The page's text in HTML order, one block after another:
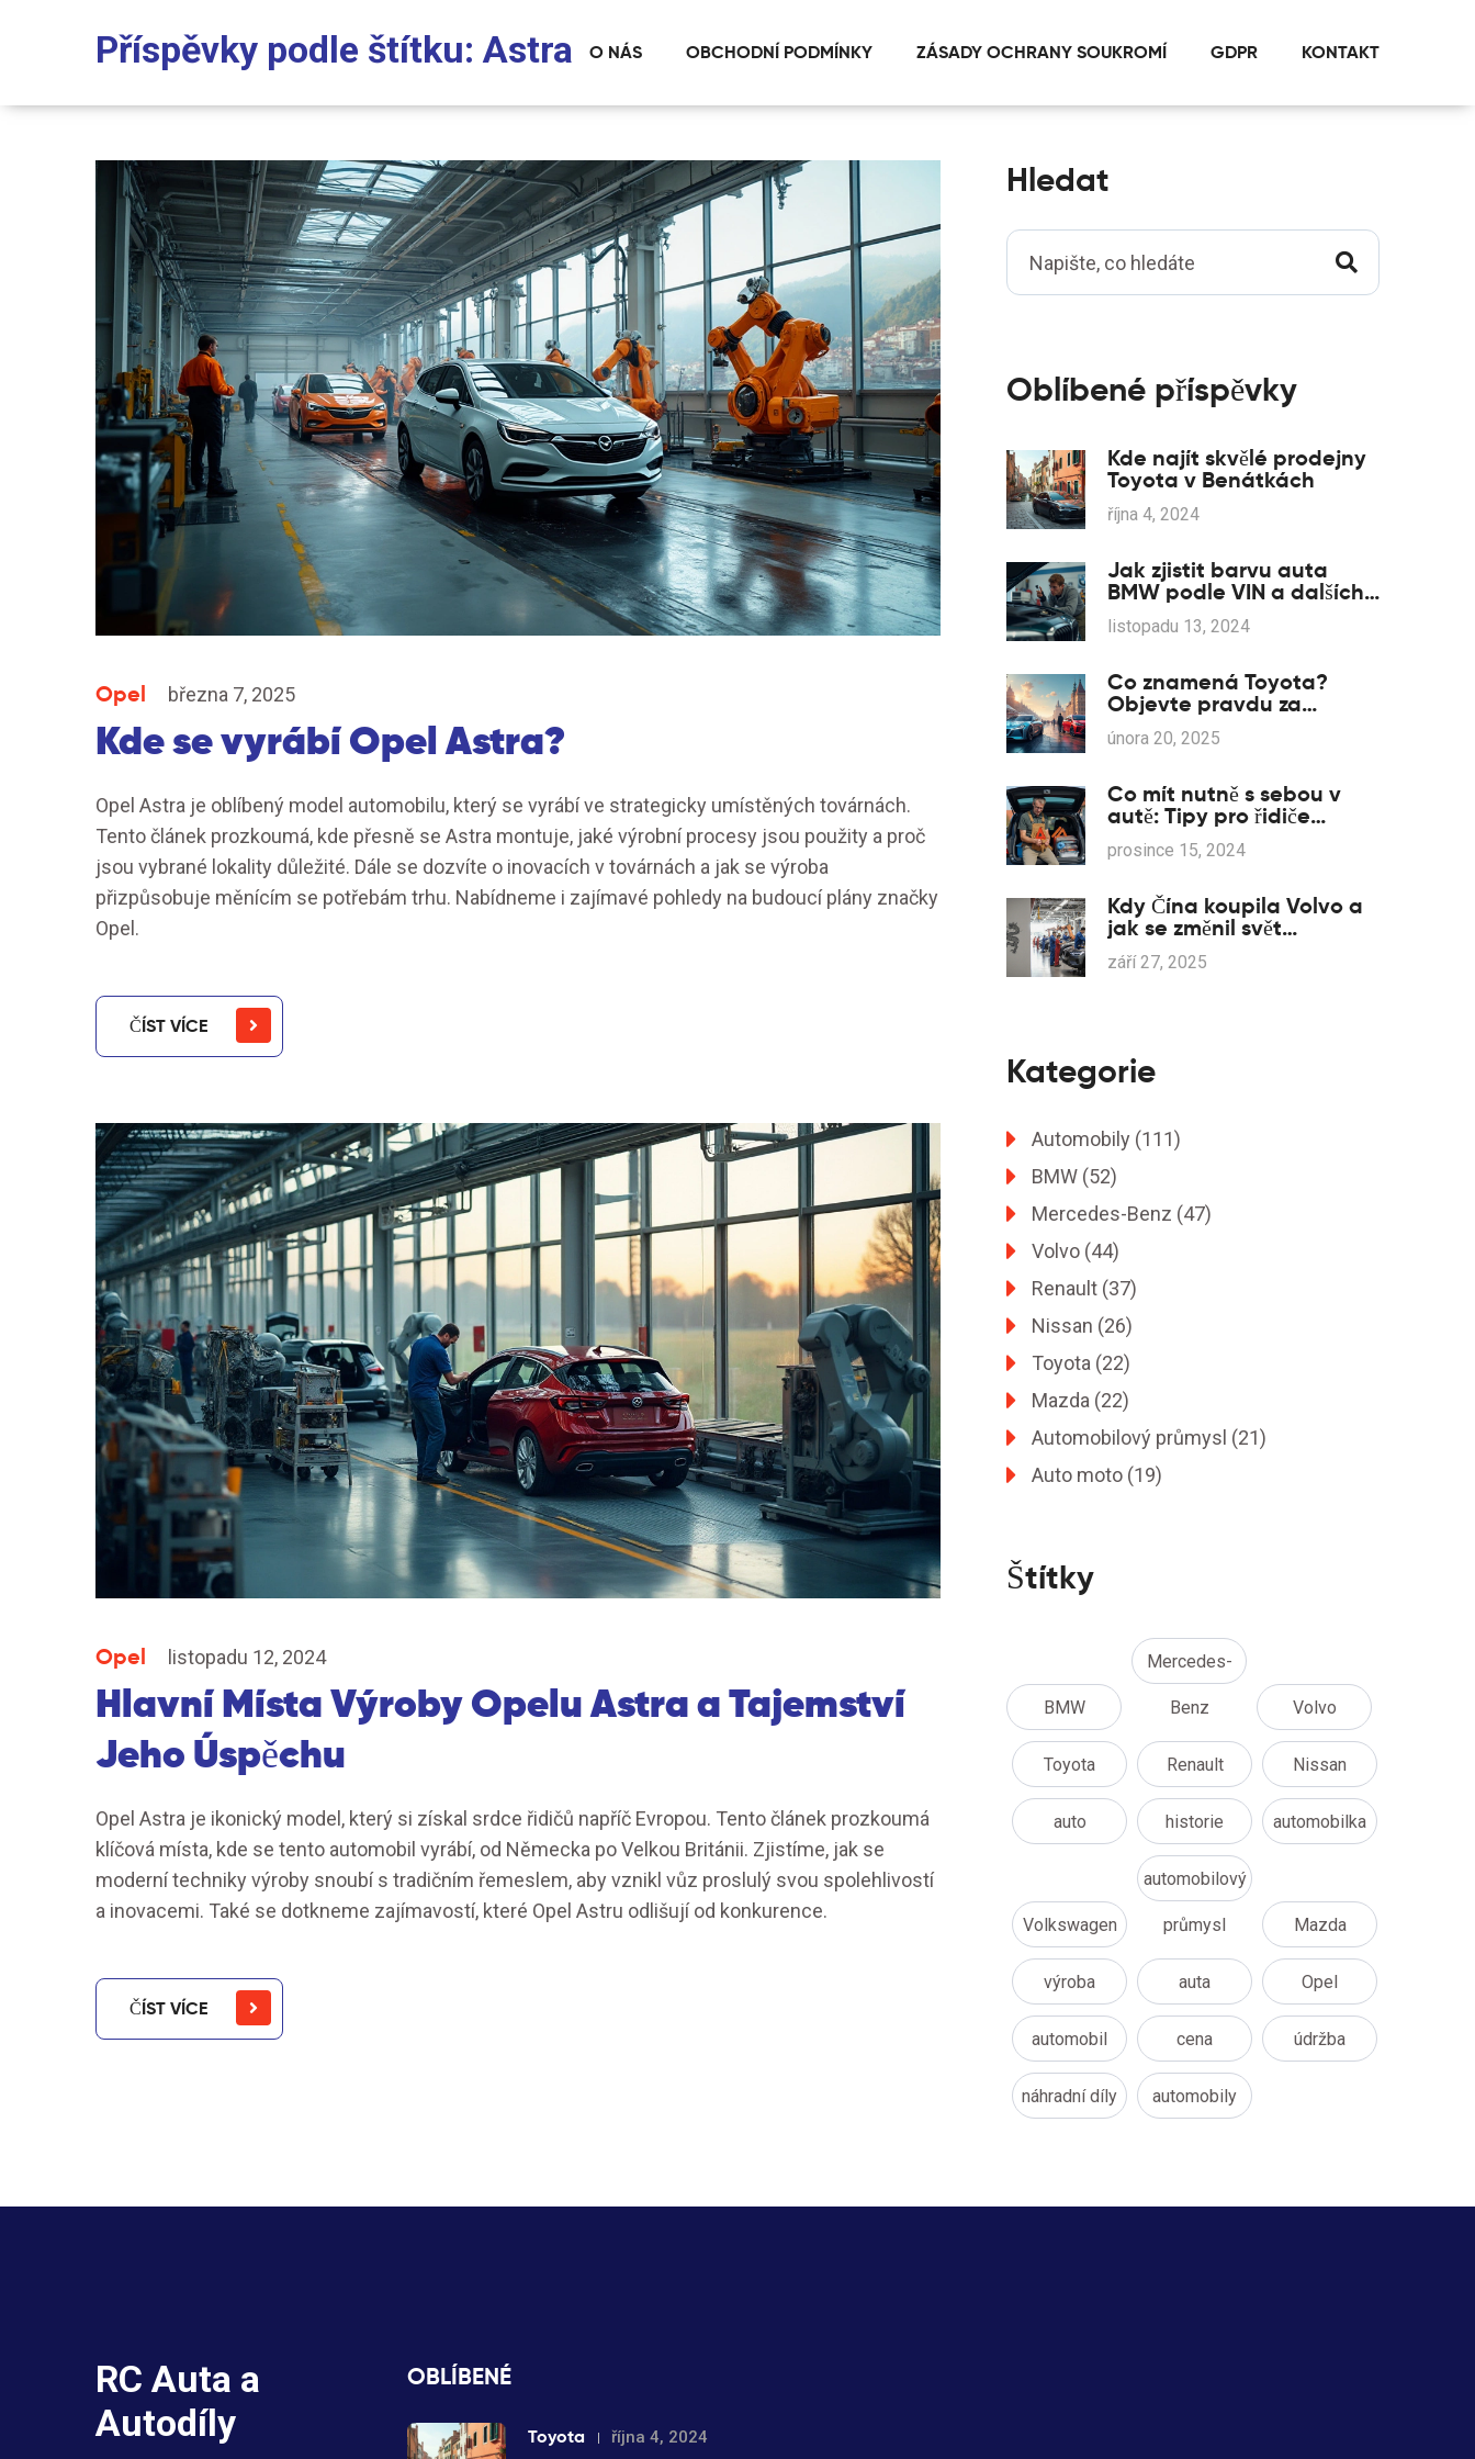
Příspěvky podle štítku: Astra O NÁS OBCHODNÍ PODMÍNKY ZÁSADY OCHRANY SOUKROMÍ GDPR KONTAKT
Opel března 7, 2025
Kde se vyrábí Opel Astra?
Opel Astra je oblíbený model automobilu, který se vyrábí ve strategicky umístěných továrnách.
Tento článek prozkoumá, kde přesně se Astra montuje, jaké výrobní procesy jsou použity a proč
jsou vybrané lokality důležité. Dále se dozvíte o inovacích v továrnách a jak se výroba
přizpůsobuje měnícím se potřebám trhu. Nabídneme i zajímavé pohledy na budoucí plány značky
Opel.
ČÍST VÍCE
Opel listopadu 12, 2024
Hlavní Místa Výroby Opelu Astra a Tajemství
Jeho Úspěchu
Opel Astra je ikonický model, který si získal srdce řidičů napříč Evropou. Tento článek prozkoumá
klíčová místa, kde se tento automobil vyrábí, od Německa po Velkou Británii. Zjistíme, jak se
moderní techniky výroby snoubí s tradičním řemeslem, aby vznikl vůz proslulý svou spolehlivostí
a inovacemi. Také se dotkneme zajímavostí, které Opel Astru odlišují od konkurence.
ČÍST VÍCE
Hledat
Oblíbené příspěvky
Kde najít skvělé prodejny
Toyota v Benátkách
října 4, 2024
Jak zjistit barvu auta
BMW podle VIN a dalších
metod
listopadu 13, 2024
Co znamená Toyota?
Objevte pravdu za
japonským rivalem
února 20, 2025
Co mít nutně s sebou v
autě: Tipy pro řidiče
Renault
prosince 15, 2024
Kdy Čína koupila Volvo a
jak se změnil svět
luxusních vozů
září 27, 2025
Kategorie
Automobily (111)
BMW (52)
Mercedes-Benz (47)
Volvo (44)
Renault (37)
Nissan (26)
Toyota (22)
Mazda (22)
Automobilový průmysl (21)
Auto moto (19)
Štítky
BMW
Mercedes-
Benz Volvo
Toyota Renault Nissan
auto historie automobilka
Volkswagen
automobilový
průmysl Mazda
výroba auta Opel
automobil cena údržba
náhradní díly automobily
RC Auta a
Autodíly
OBLÍBENÉ
Toyota října 4, 2024